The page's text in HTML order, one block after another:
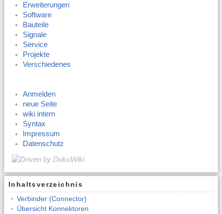
Erweiterungen
Software
Bauteile
Signale
Service
Projekte
Verschiedenes
Anmelden
neue Seite
wiki intern
Syntax
Impressum
Datenschutz
Inhaltsverzeichnis
Verbinder (Connector)
Übersicht Konnektoren